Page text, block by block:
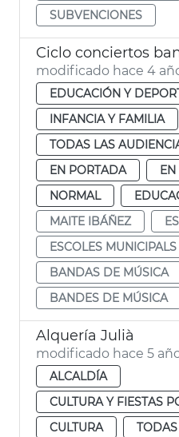
SUBVENCIONES
modificado hace 4
EDUCACIÓN Y
INFANCIA Y FAMILIA
TODAS LAS
EN PORTADA
NORMAL
MAITE IBÁÑEZ
ESCOLES MUNICIPALS
BANDAS DE MÚSICA
BANDES DE MÚSICA
Alquería Julià
modificado hace 5
ALCALDÍA
CULTURA Y FIESTAS
CULTURA